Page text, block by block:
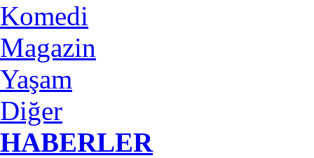
Komedi
Magazin
Yaşam
Diğer
HABERLER